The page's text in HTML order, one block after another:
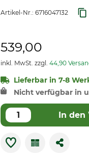
Artikel-Nr.: 6716047132
539,00
inkl. MwSt. zzgl. 44,90
Lieferbar in 7-8
Nicht verfügbar in
In den